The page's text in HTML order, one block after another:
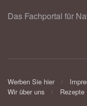
Das Fachportal für
Werben Sie hier
Wir über uns
Rezepte